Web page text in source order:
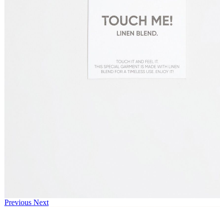
Previous Next